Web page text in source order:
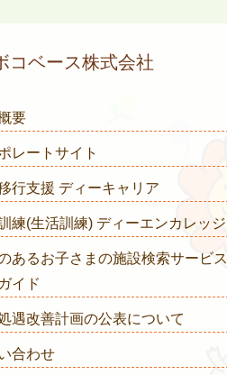
コベース株式会社
要
レートサイト
行支援 ディーキャリア
練(生活訓練) ディーエンカレッジ
あるお子さまの施設検索サービス
イド
遇改善計画の公表について
合わせ